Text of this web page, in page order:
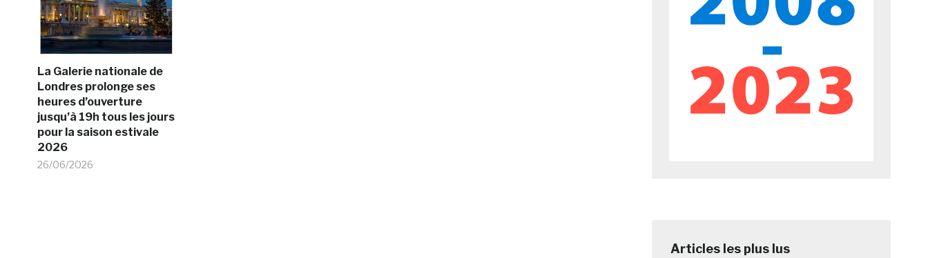
La Galerie nationale de
Londres prolonge ses
heures d’ouverture
jusqu’à 19h tous les jours
pour la saison estivale
2026
26/06/2026